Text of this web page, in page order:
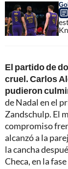
El partido de
cruel. Carlos
pudieron
de Nadal en el
Zandschulp. El
compromiso
alcanzó a la
la cancha
Checa, en la